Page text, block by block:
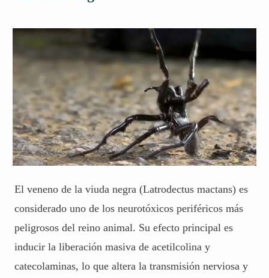
El veneno de la viuda negra (Latrodectus mactans) es
considerado uno de los neurotóxicos periféricos más
peligrosos del reino animal. Su efecto principal es
inducir la liberación masiva de acetilcolina y
catecolaminas, lo que altera la transmisión nerviosa y